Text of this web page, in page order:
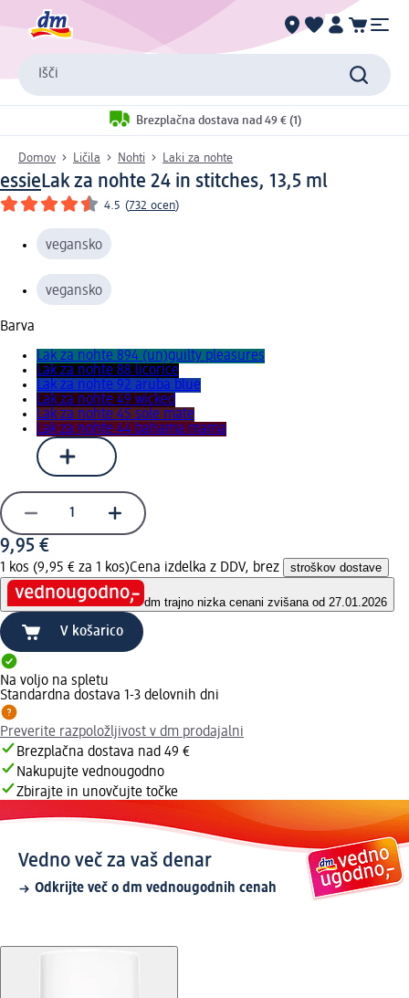
Išči
Brezplačna dostava nad 49 € (1)
Domov Ličila Nohti Laki za nohte
essieLak za nohte 24 in stitches, 13,5 ml
4.5 (732 ocen)
vegansko
vegansko
Barva
Lak za nohte 894 (un)guilty pleasures
Lak za nohte 88 licorice
Lak za nohte 92 aruba blue
Lak za nohte 49 wicked
Lak za nohte 45 sole mate
Lak za nohte 44 bahama mama
9,95 €
1 kos (9,95 € za 1 kos)Cena izdelka z DDV, brez stroškov dostave
dm trajno nizka cenani zvišana od 27.01.2026
V košarico
Na voljo na spletu
Standardna dostava 1-3 delovnih dni
Preverite razpoložljivost v dm prodajalni
Brezplačna dostava nad 49 €
Nakupujte vednougodno
Zbirajte in unovčujte točke
Vedno več za vaš denar
Odkrijte več o dm vednougodnih cenah